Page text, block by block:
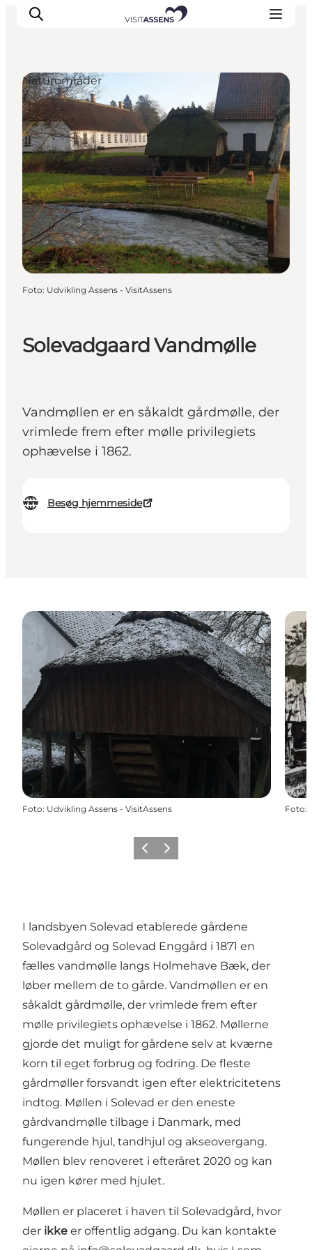
Overnatning
Oplevelser
Spis & drik
Det sker
Åbningstider
Solevadgaard Vandmølle
Vandmøllen er en såkaldt gårdmølle, der
vrimlede frem efter mølle privilegiets
ophævelse i 1862.
Besøg hjemmeside
Naturområder
Foto: Udvikling Assens - VisitAssens
Foto: Udvikling Assens - VisitAssens Foto:
ForrigeNæste
I landsbyen Solevad etablerede gårdene
Solevadgård og Solevad Enggård i 1871 en
fælles vandmølle langs Holmehave Bæk, der
løber mellem de to gårde. Vandmøllen er en
såkaldt gårdmølle, der vrimlede frem efter
mølle privilegiets ophævelse i 1862. Møllerne
gjorde det muligt for gårdene selv at kværne
korn til eget forbrug og fodring. De fleste
gårdmøller forsvandt igen efter elektricitetens
indtog. Møllen i Solevad er den eneste
gårdvandmølle tilbage i Danmark, med
fungerende hjul, tandhjul og akseovergang.
Møllen blev renoveret i efteråret 2020 og kan
nu igen kører med hjulet.
Møllen er placeret i haven til Solevadgård, hvor
der ikke er offentlig adgang. Du kan kontakte